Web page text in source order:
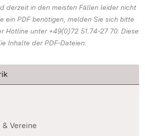
derzeit in den meisten Fällen leider nicht
ein PDF benötigen, melden Sie sich bitte
Hotline unter +49(0)72 51.74-27 70. Diese
Inhalte der PDF-Dateien.
Vereine